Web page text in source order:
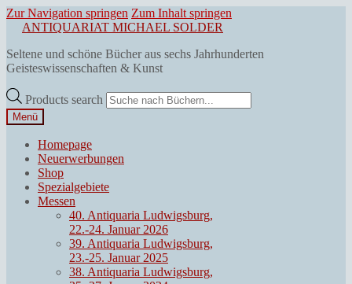
Zur Navigation springen Zum Inhalt springen
ANTIQUARIAT MICHAEL SOLDER
Seltene und schöne Bücher aus sechs Jahrhunderten
Geisteswissenschaften & Kunst
Products search
Menü
Homepage
Neuerwerbungen
Shop
Spezialgebiete
Messen
40. Antiquaria Ludwigsburg,
22.-24. Januar 2026
39. Antiquaria Ludwigsburg,
23.-25. Januar 2025
38. Antiquaria Ludwigsburg,